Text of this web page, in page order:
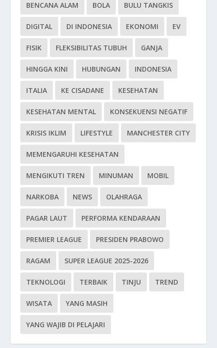
BENCANA ALAM BOLA BULU TANGKIS
DIGITAL DI INDONESIA EKONOMI EV
FISIK FLEKSIBILITAS TUBUH GANJA
HINGGA KINI HUBUNGAN INDONESIA
ITALIA KE CISADANE KESEHATAN
KESEHATAN MENTAL KONSEKUENSI NEGATIF
KRISIS IKLIM LIFESTYLE MANCHESTER CITY
MEMENGARUHI KESEHATAN
MENGIKUTI TREN MINUMAN MOBIL
NARKOBA NEWS OLAHRAGA
PAGAR LAUT PERFORMA KENDARAAN
PREMIER LEAGUE PRESIDEN PRABOWO
RAGAM SUPER LEAGUE 2025-2026
TEKNOLOGI TERBAIK TINJU TREND
WISATA YANG MASIH
YANG WAJIB DI PELAJARI